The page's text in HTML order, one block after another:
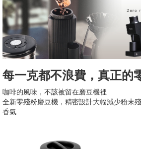
每一克都不浪費，真正的
咖啡的風味，不該被留在磨豆機裡
全新零殘粉磨豆機，精密設計大幅減少粉末
香氣